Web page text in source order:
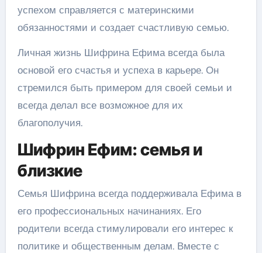
успехом справляется с материнскими
обязанностями и создает счастливую семью.
Личная жизнь Шифрина Ефима всегда была
основой его счастья и успеха в карьере. Он
стремился быть примером для своей семьи и
всегда делал все возможное для их
благополучия.
Шифрин Ефим: семья и
близкие
Семья Шифрина всегда поддерживала Ефима в
его профессиональных начинаниях. Его
родители всегда стимулировали его интерес к
политике и общественным делам. Вместе с